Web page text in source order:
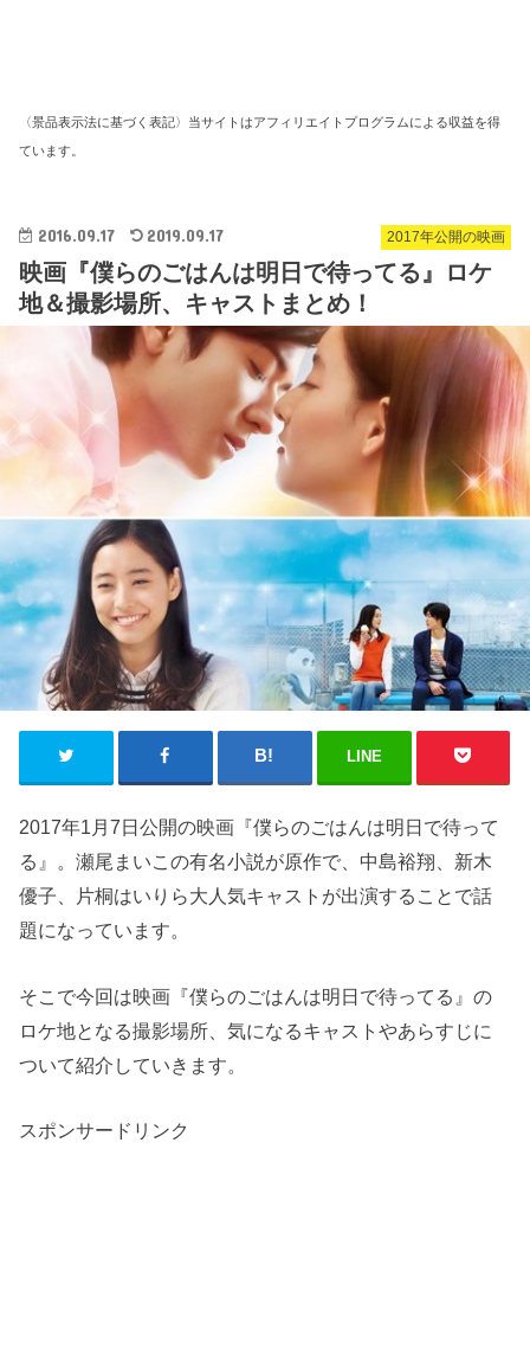
〈景品表示法に基づく表記〉当サイトはアフィリエイトプログラムによる収益を得
ています。
2017年公開の映画
2016.09.17 2019.09.17
映画『僕らのごはんは明日で待ってる』ロケ
地＆撮影場所、キャストまとめ！
LINE
2017年1月7日公開の映画『僕らのごはんは明日で待って
る』。瀬尾まいこの有名小説が原作で、中島裕翔、新木
優子、片桐はいりら大人気キャストが出演することで話
題になっています。
そこで今回は映画『僕らのごはんは明日で待ってる』の
ロケ地となる撮影場所、気になるキャストやあらすじに
ついて紹介していきます。
スポンサードリンク